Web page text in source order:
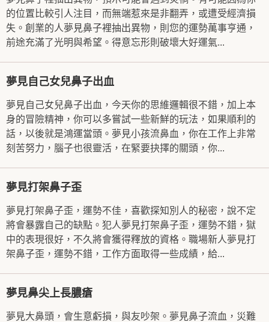
的位置比較引人注目，而無端惹來是非翻弄，或遭受經濟損
失。創業的人夢見鼻子裡抽出異物，則您的運勢萬事亨通，
前途充滿了光明與希望。得意忘形則破壞大好運氣...
夢見自己女兒鼻子出血
夢見自己女兒鼻子出血，今天你的思維邏輯很不錯，加上本
身的冒險精神，你可以多嘗試一些新鮮的玩法，如果順利的
話，以後就是鴻運當頭。夢見小孩流鼻血，你在工作上非常
刻苦努力，腦子也很靈活，在緊要抉擇的關頭，你...
夢見打架鼻子歪
夢見打架鼻子歪，運勢不佳，喜歡探知別人的秘密，說不定
將會暴露自己的缺點。犯人夢見打架鼻子歪，運勢不錯，獄
中的表現很好，不久將會獲得釋放的資格。職場新人夢見打
架鼻子歪，運勢不錯，工作方面取得一些成績，給...
夢見鼻尖上長膿瘡
夢見大鼻頭，會生意虧損，與友吵架。夢見鼻子流血，災難